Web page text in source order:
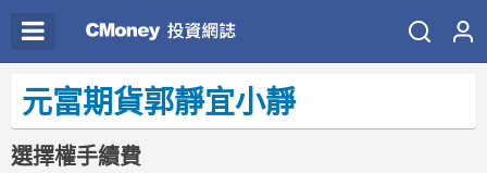
元富期貨郭靜宜小靜
選擇權手續費